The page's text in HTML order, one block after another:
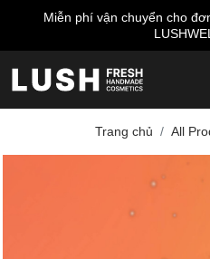
Miễn phí vận chuyển cho
Trang chủ All